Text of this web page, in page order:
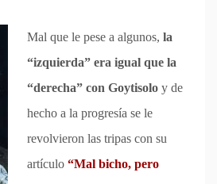
Mal que le pese a algunos, la
“izquierda” era igual que la
“derecha” con Goytisolo y de
hecho a la progresía se le
revolvieron las tripas con su
artículo “Mal bicho, pero